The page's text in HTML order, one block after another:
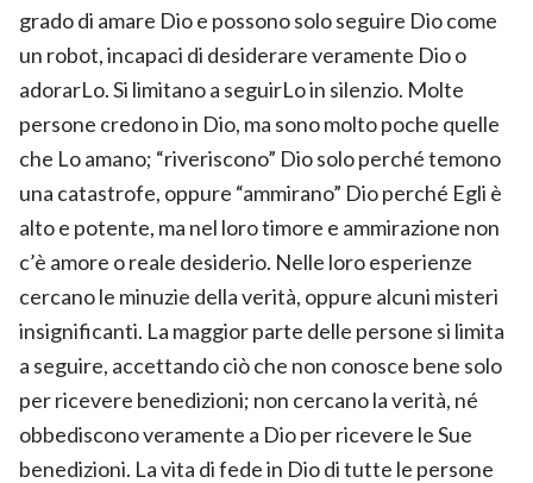
grado di amare Dio e possono solo seguire Dio come
un robot, incapaci di desiderare veramente Dio o
adorarLo. Si limitano a seguirLo in silenzio. Molte
persone credono in Dio, ma sono molto poche quelle
che Lo amano; “riveriscono” Dio solo perché temono
una catastrofe, oppure “ammirano” Dio perché Egli è
alto e potente, ma nel loro timore e ammirazione non
c’è amore o reale desiderio. Nelle loro esperienze
cercano le minuzie della verità, oppure alcuni misteri
insignificanti. La maggior parte delle persone si limita
a seguire, accettando ciò che non conosce bene solo
per ricevere benedizioni; non cercano la verità, né
obbediscono veramente a Dio per ricevere le Sue
benedizioni. La vita di fede in Dio di tutte le persone